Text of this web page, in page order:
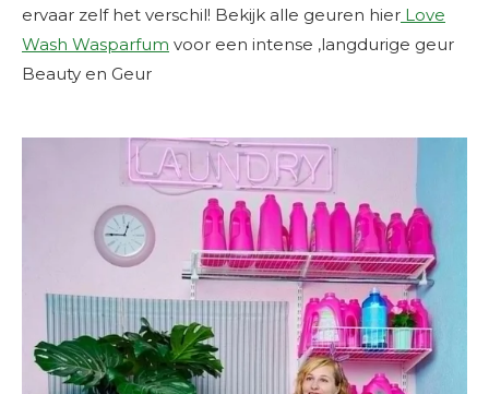
ervaar zelf het verschil! Bekijk alle geuren hier Love
Wash Wasparfum voor een intense ,langdurige geur
Beauty en Geur